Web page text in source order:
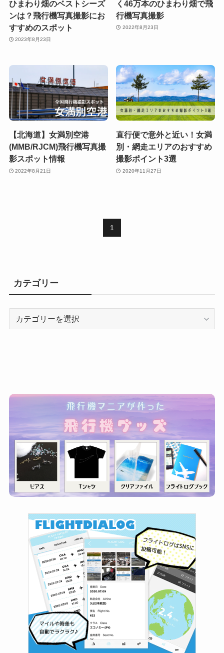
ひまわり畑のベストシーズ
ンは？飛行機写真撮影にお
すすめのスポット
2023年8月23日
く46万本のひまわり畑で飛
行機写真撮影
2022年8月23日
【北海道】女満別空港
(MMB/RJCM)飛行機写真撮
影スポット情報
2022年8月21日
直行便で意外と近い！女満
別・網走エリアのおすすめ
撮影ポイント3選
2020年11月27日
1
カテゴリー